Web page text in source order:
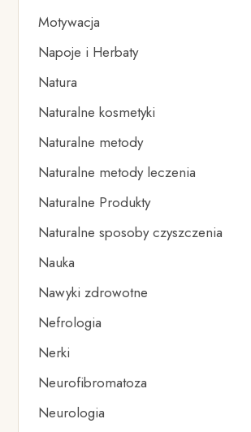
Motywacja
Napoje i Herbaty
Natura
Naturalne kosmetyki
Naturalne metody
Naturalne metody leczenia
Naturalne Produkty
Naturalne sposoby czyszczenia
Nauka
Nawyki zdrowotne
Nefrologia
Nerki
Neurofibromatoza
Neurologia